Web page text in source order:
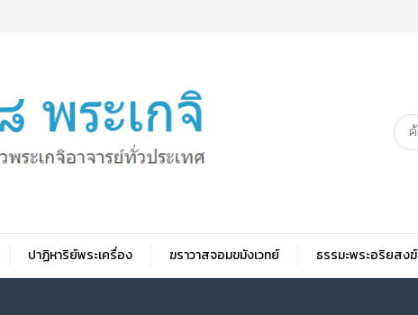
ปาฏิหาริย์พระเครื่อง ฆราวาสจอมขมังเวทย์ ธรรมะพระอริยสงฆ์